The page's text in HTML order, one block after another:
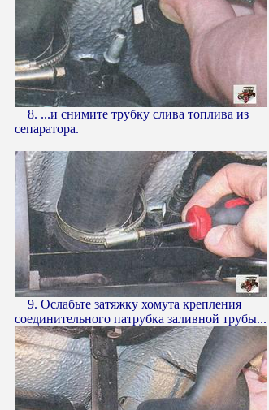
8. ...и снимите трубку слива топлива из
сепаратора.
9. Ослабьте затяжку хомута крепления
соединительного патрубка заливной трубы...